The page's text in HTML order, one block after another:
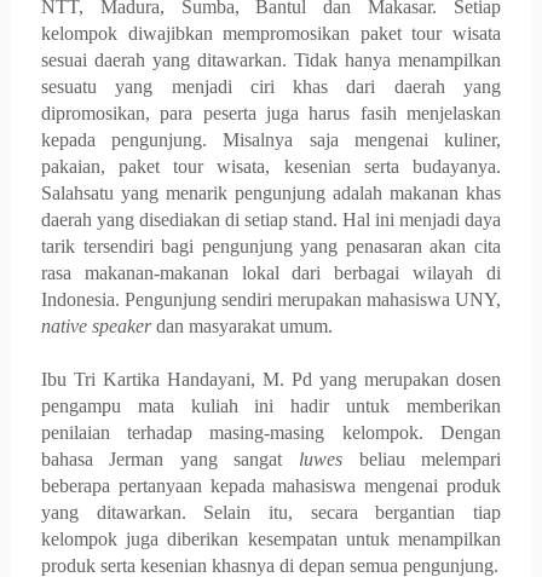
NTT, Madura, Sumba, Bantul dan Makasar. Setiap
kelompok diwajibkan mempromosikan paket tour wisata
sesuai daerah yang ditawarkan. Tidak hanya menampilkan
sesuatu yang menjadi ciri khas dari daerah yang
dipromosikan, para peserta juga harus fasih menjelaskan
kepada pengunjung. Misalnya saja mengenai kuliner,
pakaian, paket tour wisata, kesenian serta budayanya.
Salahsatu yang menarik pengunjung adalah makanan khas
daerah yang disediakan di setiap stand. Hal ini menjadi daya
tarik tersendiri bagi pengunjung yang penasaran akan cita
rasa makanan-makanan lokal dari berbagai wilayah di
Indonesia. Pengunjung sendiri merupakan mahasiswa UNY,
native speakerdan masyarakat umum.
Ibu Tri Kartika Handayani, M. Pd yang merupakan dosen
pengampu mata kuliah ini hadir untuk memberikan
penilaian terhadap masing-masing kelompok. Dengan
bahasa Jerman yang sangat luwes beliau melempari
beberapa pertanyaan kepada mahasiswa mengenai produk
yang ditawarkan. Selain itu, secara bergantian tiap
kelompok juga diberikan kesempatan untuk menampilkan
produk serta kesenian khasnya di depan semua pengunjung.